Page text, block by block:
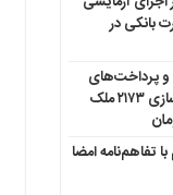
بانکی در
و پرداخت‌های
عمومی در شرایط جنگی/ مولدسازی ۲۱۷۳ ملک
تفاهم‌نامه امضا